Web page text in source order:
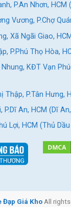
P.An Nhơn, HCM
Vương, P.Chợ
Xã Ngãi Giao,
P.Phú Thọ Hòa,
KĐT Vạn
Thập, P.Tân Hưng,
P.Dĩ An, HCM (Dĩ
Lợi, HCM (Thủ
Đạp Giá Kho All